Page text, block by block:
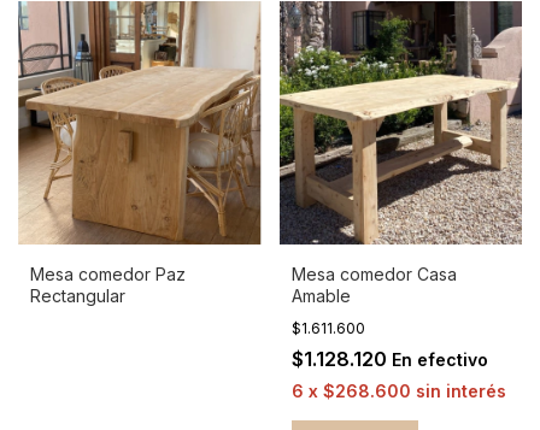
Mesa comedor Paz
Rectangular
Mesa comedor Casa
Amable
$1.611.600
$1.128.120 En efectivo
6 x $268.600 sin interés